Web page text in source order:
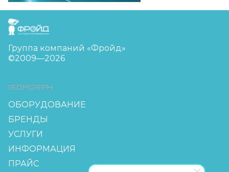
FreudGroup
Группа компаний «Фройд»
©2009—2026
ISOMORPH
ОБОРУДОВАНИЕ
БРЕНДЫ
УСЛУГИ
ИНФОРМАЦИЯ
ПРАЙС